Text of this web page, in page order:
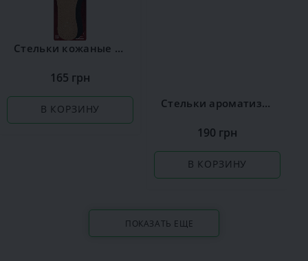
Стельки кожаные Coccine Leather on Latex
165 грн
В КОРЗИНУ Стельки ароматизированные Сoccine Silver
190 грн
В КОРЗИНУ
ПОКАЗАТЬ ЕЩЕ